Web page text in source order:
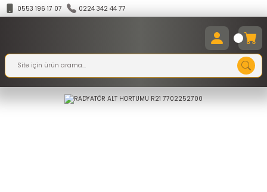
0553 196 17 07 0224 342 44 77